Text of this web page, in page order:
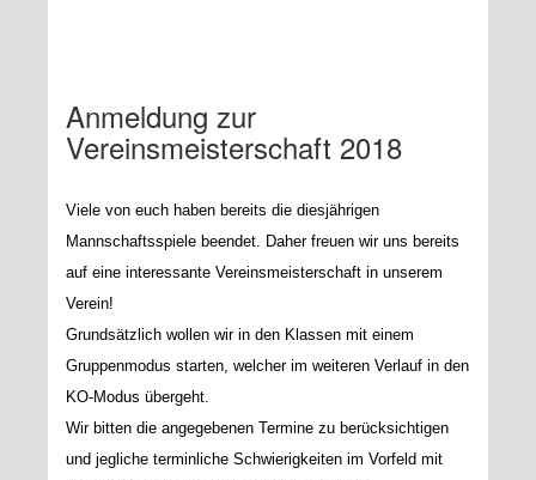
Anmeldung zur
Vereinsmeisterschaft 2018
Viele von euch haben bereits die diesjährigen
Mannschaftsspiele beendet. Daher freuen wir uns bereits
auf eine interessante Vereinsmeisterschaft in unserem
Verein!
Grundsätzlich wollen wir in den Klassen mit einem
Gruppenmodus starten, welcher im weiteren Verlauf in den
KO-Modus übergeht.
Wir bitten die angegebenen Termine zu berücksichtigen
und jegliche terminliche Schwierigkeiten im Vorfeld mit